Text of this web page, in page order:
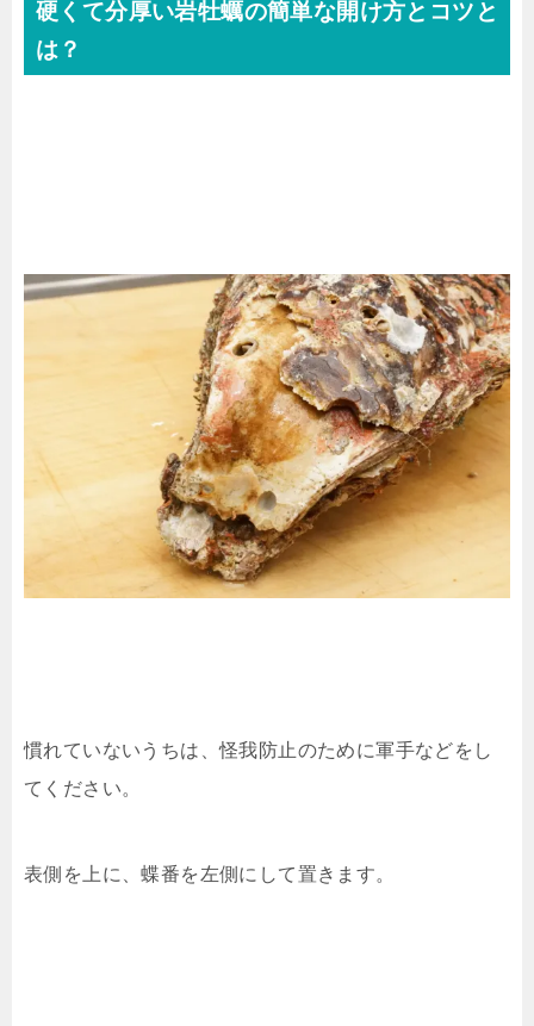
硬くて分厚い岩牡蠣の簡単な開け方とコツと
は？
慣れていないうちは、怪我防止のために軍手などをし
てください。
表側を上に、蝶番を左側にして置きます。